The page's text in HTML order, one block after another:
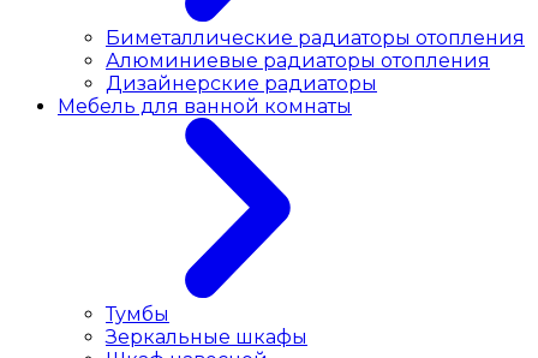
Биметаллические радиаторы отопления
Алюминиевые радиаторы отопления
Дизайнерские радиаторы
Мебель для ванной комнаты
Тумбы
Зеркальные шкафы